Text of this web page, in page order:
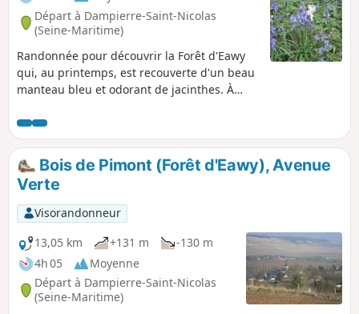
Départ à Dampierre-Saint-Nicolas
(Seine-Maritime)
Randonnée pour découvrir la Forêt d'Eawy
qui, au printemps, est recouverte d'un beau
manteau bleu et odorant de jacinthes. À
modifient la flore de cette partie de forêt.
Bois de Pimont (Forêt d'Eawy), Avenue
Verte
Visorandonneur
13,05 km
+131 m
-130 m
4h 05
Moyenne
Départ à Dampierre-Saint-Nicolas
(Seine-Maritime)